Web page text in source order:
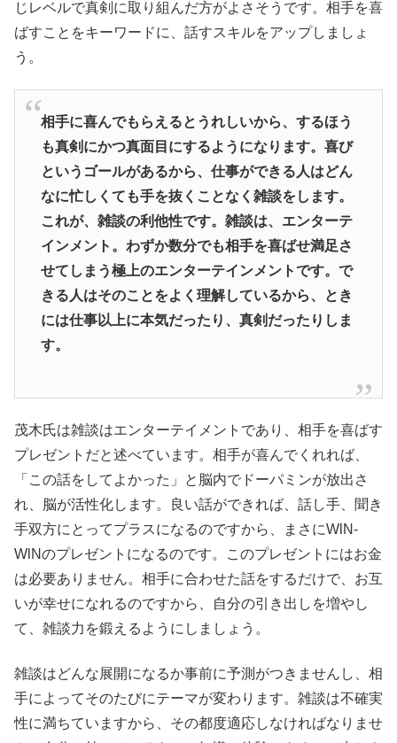
じレベルで真剣に取り組んだ方がよさそうです。相手を喜
ばすことをキーワードに、話すスキルをアップしましょ
う。
相手に喜んでもらえるとうれしいから、するほう
も真剣にかつ真面目にするようになります。喜び
というゴールがあるから、仕事ができる人はどん
なに忙しくても手を抜くことなく雑談をします。
これが、雑談の利他性です。雑談は、エンターテ
インメント。わずか数分でも相手を喜ばせ満足さ
せてしまう極上のエンターテインメントです。で
きる人はそのことをよく理解しているから、とき
には仕事以上に本気だったり、真剣だったりしま
す。
茂木氏は雑談はエンターテイメントであり、相手を喜ばす
プレゼントだと述べています。相手が喜んでくれれば、
「この話をしてよかった」
と脳内でドーパミンが放出さ
れ、脳が活性化します。良い話ができれば、話し手、
聞き
手双方にとってプラスになるのですから、まさにWlN-
WlNのプレゼントになるのです。このプレゼントにはお金
は必要ありません。相手に合わせた話をするだけで、お互
いが幸せになれるのですから、自分の引き出しを増やし
て、雑談力を鍛えるようにしましょう。
雑談はどんな展開になるか事前に予測がつきませんし、相
手によってそのたびにテーマが変わります。雑談は不確実
性に満ちていますから、その都度適応しなければなりませ